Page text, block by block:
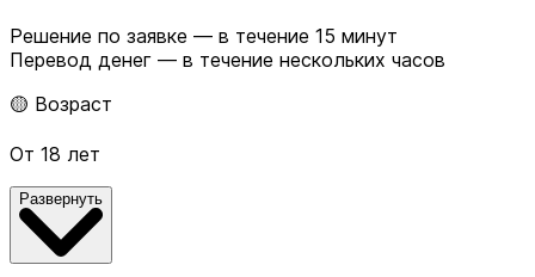
Решение по заявке — в течение 15 минут
Перевод денег — в течение нескольких часов
🟡 Возраст
От 18 лет
Развернуть